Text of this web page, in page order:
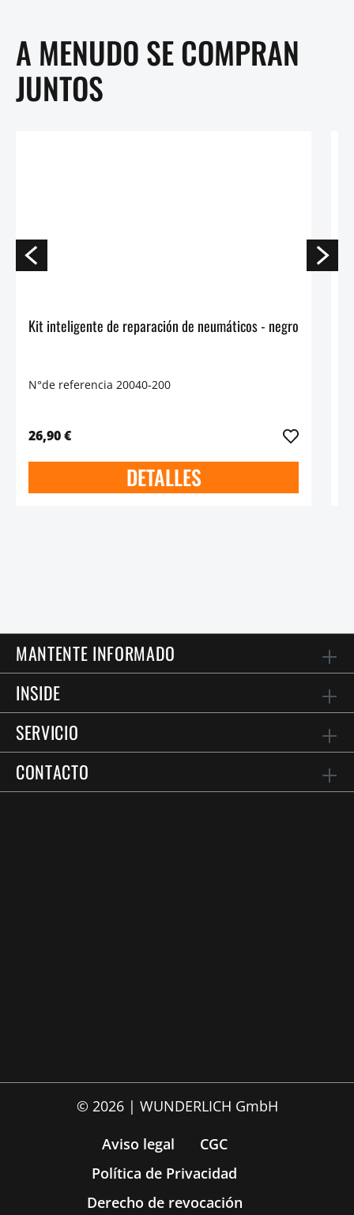
A MENUDO SE COMPRAN
JUNTOS
Kit inteligente de reparación de neumáticos - negro
N°de referencia 20040-200
26,90 €
DETALLES
MANTENTE INFORMADO
INSIDE
SERVICIO
CONTACTO
© 2026 | WUNDERLICH GmbH
Aviso legal
CGC
Política de Privacidad
Derecho de revocación